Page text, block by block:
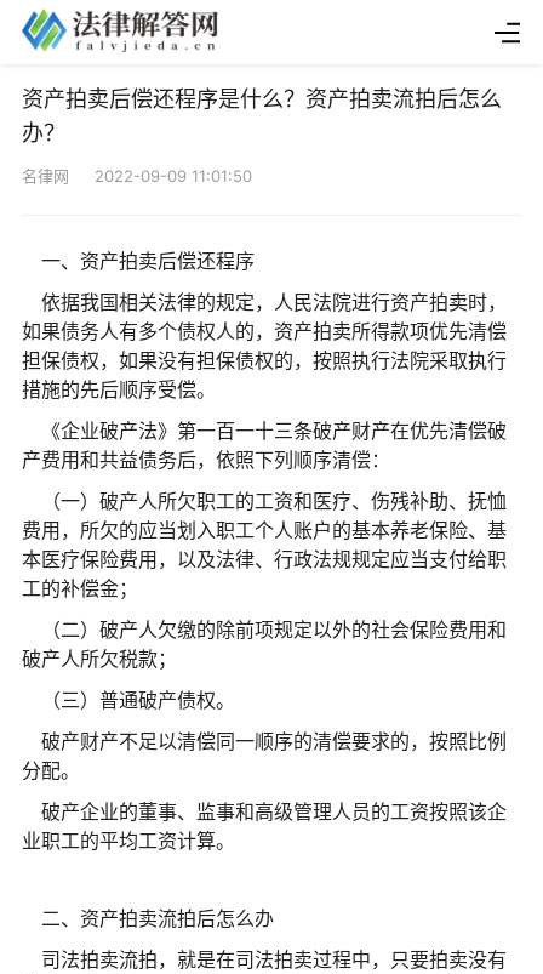
资产拍卖后偿还程序是什么？资产拍卖流拍后怎么
办？
名律网 2022-09-09 11:01:50
一、资产拍卖后偿还程序
依据我国相关法律的规定，人民法院进行资产拍卖时，
如果债务人有多个债权人的，资产拍卖所得款项优先清偿
担保债权，如果没有担保债权的，按照执行法院采取执行
措施的先后顺序受偿。
《企业破产法》第一百一十三条破产财产在优先清偿破
产费用和共益债务后，依照下列顺序清偿：
（一）破产人所欠职工的工资和医疗、伤残补助、抚恤
费用，所欠的应当划入职工个人账户的基本养老保险、基
本医疗保险费用，以及法律、行政法规规定应当支付给职
工的补偿金；
（二）破产人欠缴的除前项规定以外的社会保险费用和
破产人所欠税款；
（三）普通破产债权。
破产财产不足以清偿同一顺序的清偿要求的，按照比例
分配。
破产企业的董事、监事和高级管理人员的工资按照该企
业职工的平均工资计算。
二、资产拍卖流拍后怎么办
司法拍卖流拍，就是在司法拍卖过程中，只要拍卖没有